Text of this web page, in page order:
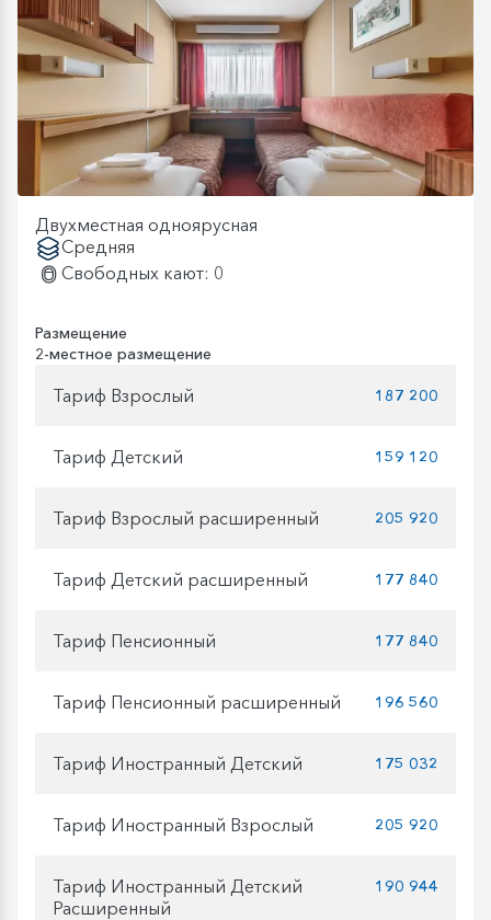
Двухместная одноярусная
Средняя
Свободных кают: 0
Размещение
2-местное размещение
Тариф Взрослый 187 200
Тариф Детский 159 120
Тариф Взрослый расширенный 205 920
Тариф Детский расширенный 177 840
Тариф Пенсионный 177 840
Тариф Пенсионный расширенный 196 560
Тариф Иностранный Детский 175 032
Тариф Иностранный Взрослый 205 920
Тариф Иностранный Детский
Расширенный
190 944